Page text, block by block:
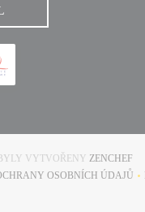
VYTVOŘENY ZENCHEF
OSOBNÍCH ÚDAJŮ